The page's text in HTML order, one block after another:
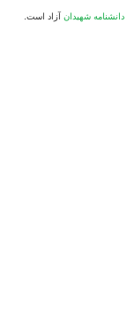
دانشنامه شهیدان آزاد است.